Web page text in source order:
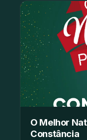
O Melhor
Constância